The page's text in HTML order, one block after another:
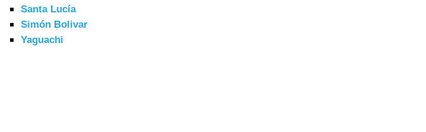
Santa Lucía
Simón Bolivar
Yaguachi